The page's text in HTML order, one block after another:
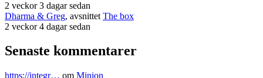
2 veckor 3 dagar sedan
Dharma & Greg, avsnittet The box
2 veckor 4 dagar sedan
Senaste kommentarer
https://integr… om Minion